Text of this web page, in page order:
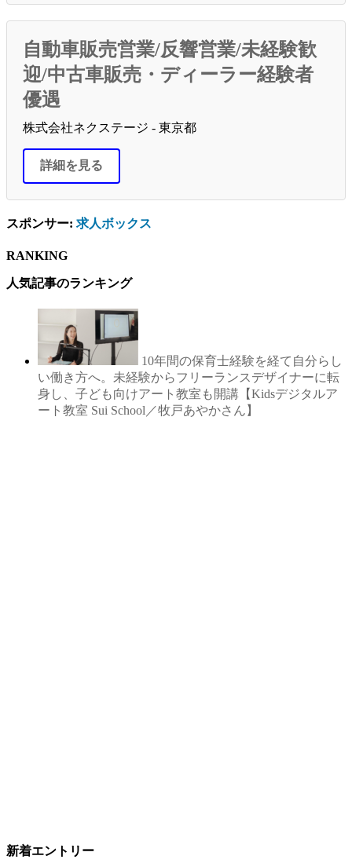
自動車販売営業/反響営業/未経験歓
迎/中古車販売・ディーラー経験者
優遇
株式会社ネクステージ - 東京都
詳細を見る
スポンサー: 求人ボックス
RANKING
人気記事のランキング
10年間の保育士経験を経て自分らし
い働き方へ。未経験からフリーランスデザイナーに転
身し、子ども向けアート教室も開講【Kidsデジタルア
ート教室 Sui School／牧戸あやかさん】
新着エントリー